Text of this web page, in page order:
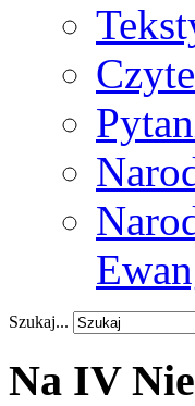
Szukaj...
Na IV